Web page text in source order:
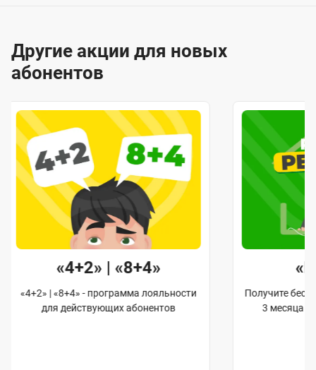
Другие акции для новых
абонентов
«4+2» | «8+4»
«4+2» | «8+4» - программа лояльности
для действующих абонентов
Получите
3 месяца